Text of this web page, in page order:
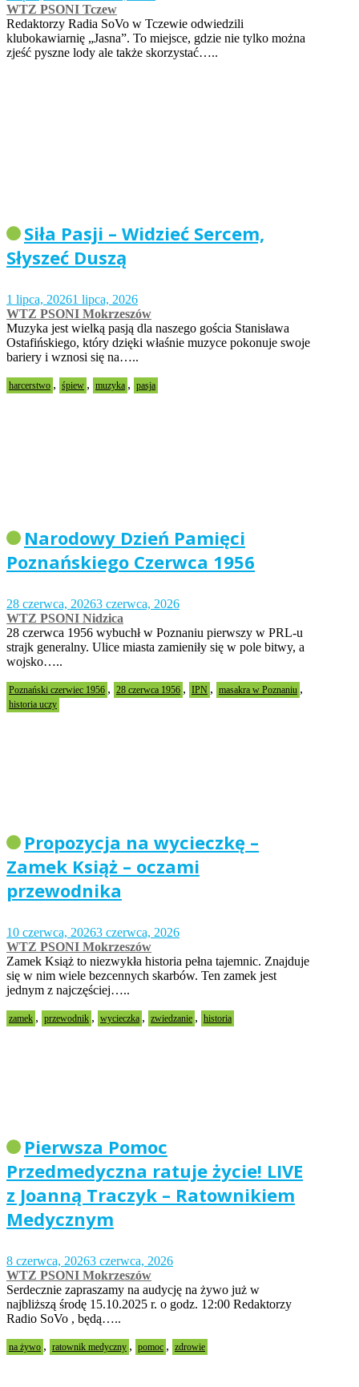
WTZ PSONI Tczew
Redaktorzy Radia SoVo w Tczewie odwiedzili
klubokawiarnię „Jasna”. To miejsce, gdzie nie tylko można
zjeść pyszne lody ale także skorzystać…..
Siła Pasji – Widzieć Sercem,
Słyszeć Duszą
1 lipca, 20261 lipca, 2026
WTZ PSONI Mokrzeszów
Muzyka jest wielką pasją dla naszego gościa Stanisława
Ostafińskiego, który dzięki właśnie muzyce pokonuje swoje
bariery i wznosi się na…..
harcerstwo , śpiew , muzyka , pasja
Narodowy Dzień Pamięci
Poznańskiego Czerwca 1956
28 czerwca, 20263 czerwca, 2026
WTZ PSONI Nidzica
28 czerwca 1956 wybuchł w Poznaniu pierwszy w PRL-u
strajk generalny. Ulice miasta zamieniły się w pole bitwy, a
wojsko…..
Poznański czerwiec 1956 , 28 czerwca 1956 , IPN , masakra w Poznaniu ,
historia uczy
Propozycja na wycieczkę –
Zamek Książ – oczami
przewodnika
10 czerwca, 20263 czerwca, 2026
WTZ PSONI Mokrzeszów
Zamek Książ to niezwykła historia pełna tajemnic. Znajduje
się w nim wiele bezcennych skarbów. Ten zamek jest
jednym z najczęściej…..
zamek , przewodnik , wycieczka , zwiedzanie , historia
Pierwsza Pomoc
Przedmedyczna ratuje życie! LIVE
z Joanną Traczyk – Ratownikiem
Medycznym
8 czerwca, 20263 czerwca, 2026
WTZ PSONI Mokrzeszów
Serdecznie zapraszamy na audycję na żywo już w
najbliższą środę 15.10.2025 r. o godz. 12:00 Redaktorzy
Radio SoVo , będą…..
na żywo , ratownik medyczny , pomoc , zdrowie